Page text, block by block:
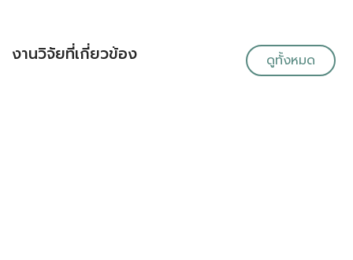
งานวิจัยที่เกี่ยวข้อง ดูทั้งหมด